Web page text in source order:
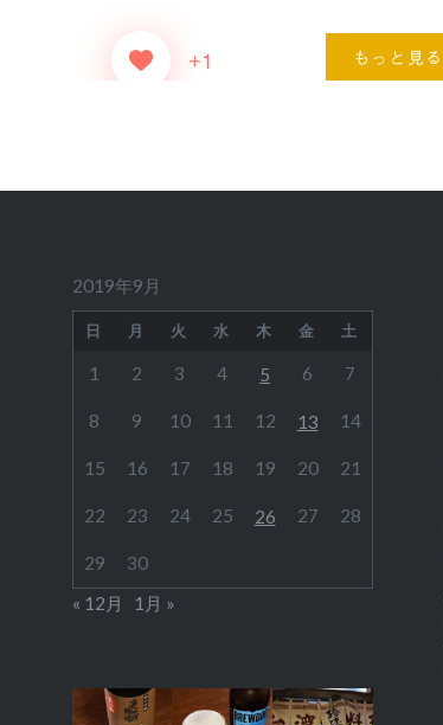
もっと見る
+1
2019年9月
日 月 火 水 木 金 土
1 2 3 4 5 6 7
8 9 10 11 12 13 14
15 16 17 18 19 20 21
22 23 24 25 26 27 28
29
30
« 12月
1月 »